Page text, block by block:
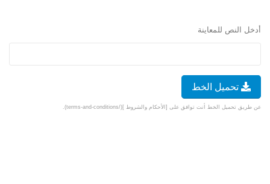
أدخل النص للمعاينة
تحميل الخط
عن طريق تحميل الخط أنت توافق على [الأحكام والشروط ](/terms-and-conditions).